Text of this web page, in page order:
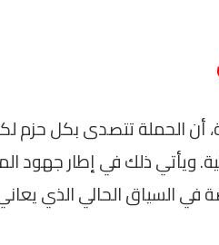
أن الحملة تتصدى بكل حزم
ويأتي ذلك في إطار جهود
في السياق الحالي الذي